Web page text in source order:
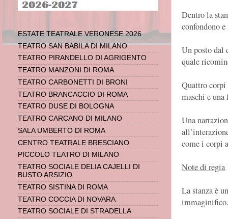
Dentro la
confondono
Un posto dal
quale
Quattro corpi
maschi e
Una
come i corpi
Note di regia
La stanza è
immaginifico.
ESTATE TEATRALE VERONESE 2026
TEATRO SAN BABILA DI MILANO
TEATRO PIRANDELLO DI AGRIGENTO
TEATRO MANZONI DI ROMA
TEATRO CARBONETTI DI BRONI
TEATRO BRANCACCIO DI ROMA
TEATRO DUSE DI BOLOGNA
TEATRO CARCANO DI MILANO
SALA UMBERTO DI ROMA
CENTRO TEATRALE BRESCIANO
PICCOLO TEATRO DI MILANO
TEATRO SOCIALE DELIA CAJELLI DI
BUSTO ARSIZIO
TEATRO SISTINA DI ROMA
TEATRO COCCIA DI NOVARA
TEATRO SOCIALE DI STRADELLA